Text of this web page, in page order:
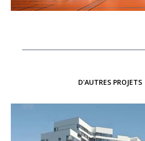
D'AUTRES PROJETS